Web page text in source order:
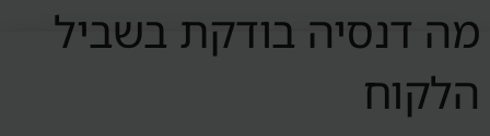
מה דנסיה בודקת בשביל
הלקוח